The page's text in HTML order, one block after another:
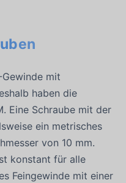
mit
haben die
Eine Schraube mit der
ein metrisches
von 10 mm.
konstant für alle
Feingewinde mit einer